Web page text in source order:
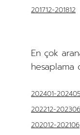
201712-201812
En çok
hesaplama
202401-202405
202212-202306
202012-202106